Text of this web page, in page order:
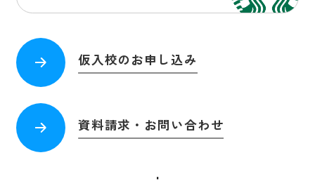
仮入校のお申し込み
資料請求・お問い合わせ